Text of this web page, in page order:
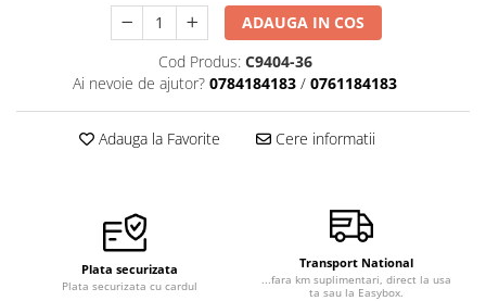
ADAUGA IN COS
Cod Produs: C9404-36
Ai nevoie de ajutor? 0784184183 / 0761184183
Adauga la Favorite Cere informatii
Plata securizata
Plata securizata cu cardul
Transport National
...fara km suplimentari, direct la usa
ta sau la Easybox.